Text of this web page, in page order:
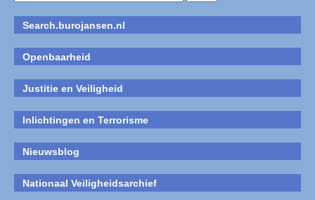
Search.burojansen.nl
Openbaarheid
Justitie en Veiligheid
Inlichtingen en Terrorisme
Nieuwsblog
Nationaal Veiligheidsarchief